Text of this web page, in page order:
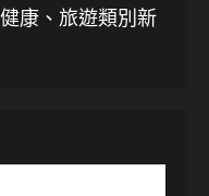
康、旅遊類別新